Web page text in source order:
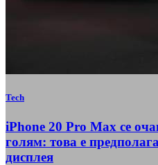
Tech
iPhone 20 Pro Max се
голям: това е
дисплея